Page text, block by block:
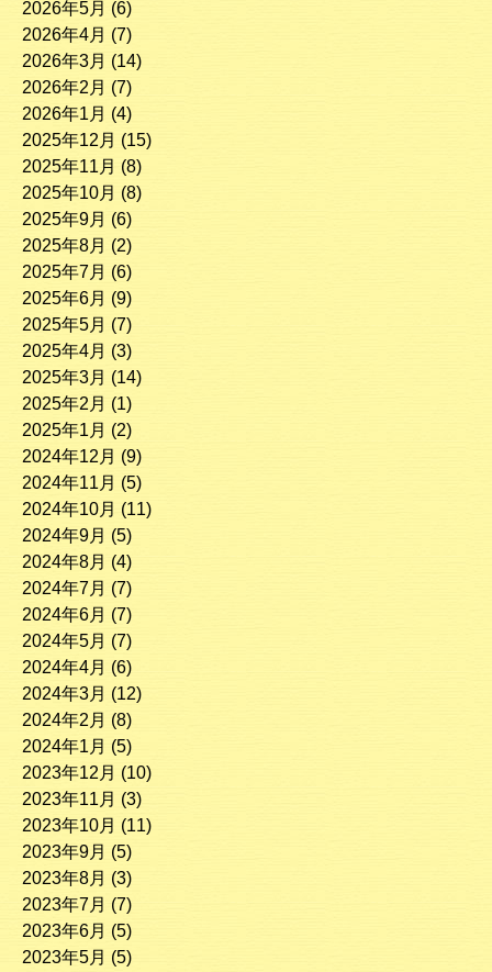
2026年5月 (6)
2026年4月 (7)
2026年3月 (14)
2026年2月 (7)
2026年1月 (4)
2025年12月 (15)
2025年11月 (8)
2025年10月 (8)
2025年9月 (6)
2025年8月 (2)
2025年7月 (6)
2025年6月 (9)
2025年5月 (7)
2025年4月 (3)
2025年3月 (14)
2025年2月 (1)
2025年1月 (2)
2024年12月 (9)
2024年11月 (5)
2024年10月 (11)
2024年9月 (5)
2024年8月 (4)
2024年7月 (7)
2024年6月 (7)
2024年5月 (7)
2024年4月 (6)
2024年3月 (12)
2024年2月 (8)
2024年1月 (5)
2023年12月 (10)
2023年11月 (3)
2023年10月 (11)
2023年9月 (5)
2023年8月 (3)
2023年7月 (7)
2023年6月 (5)
2023年5月 (5)